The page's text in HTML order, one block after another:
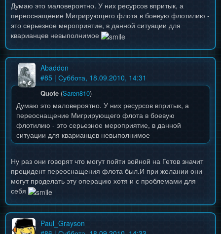
Думаю это маловероятно. У них ресурсов впритык, а
переоснащение Мигрирующего флота в боевую флотилию -
это серьезное мероприятие, в данной ситуации для
кварианцев невыполнимое
Abaddon
#85 | Суббота, 18.09.2010, 14:31
Quote (Saren810)
Думаю это маловероятно. У них ресурсов впритык, а
переоснащение Мигрирующего флота в боевую
флотилию - это серьезное мероприятие, в данной
ситуации для кварианцев невыполнимое
Ну раз они говорят что могут пойти войной на Гетов значит
прецидент переоснащения флота был.И при желании они
могут проделать эту операцию хотя и с проблемами для
себя
Paul_Grayson